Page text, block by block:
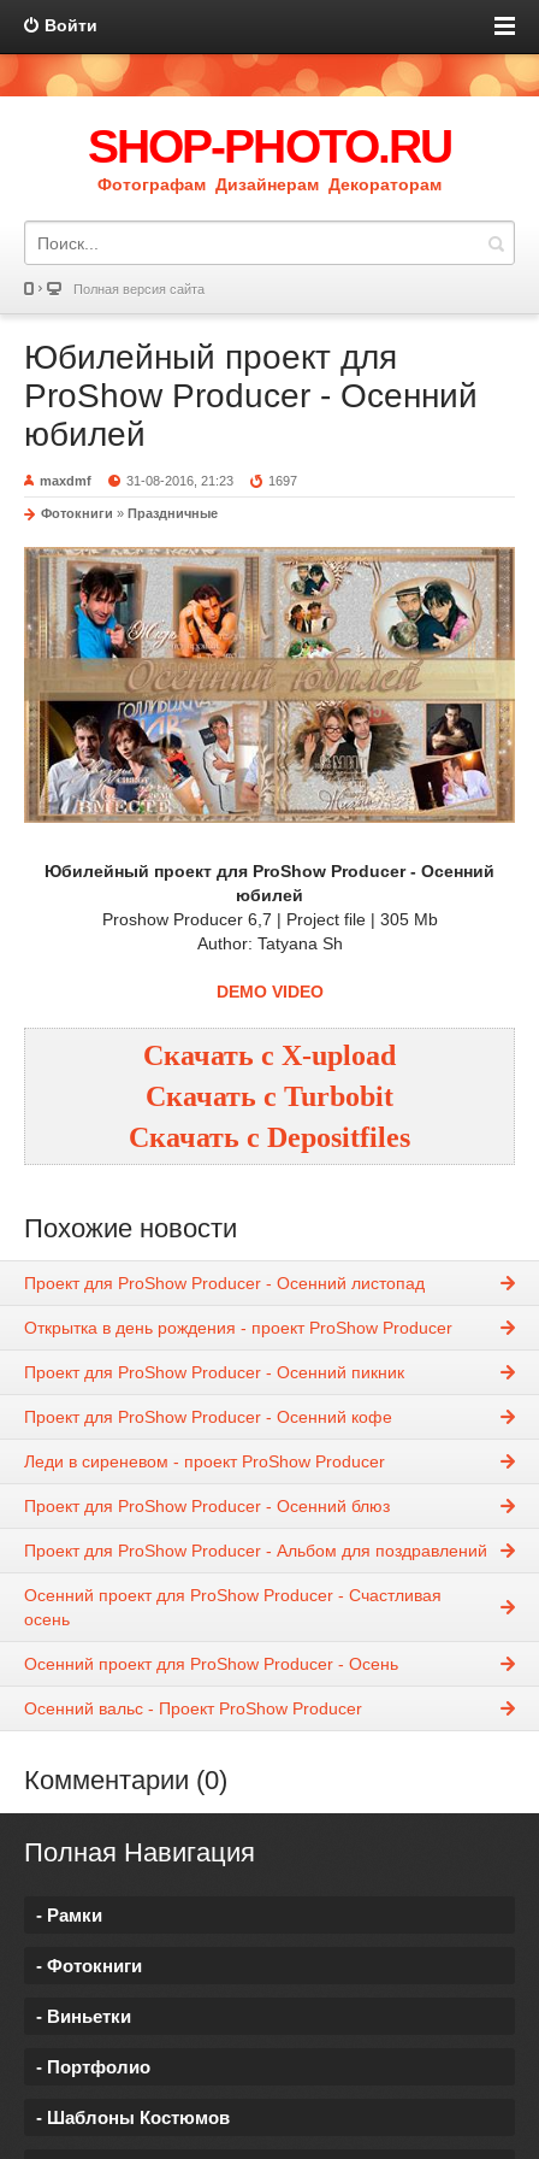
Войти
SHOP-PHOTO.RU
Фотографам Дизайнерам Декораторам
Полная версия сайта
Юбилейный проект для
ProShow Producer - Осенний
юбилей
maxdmf 31-08-2016, 21:23 1697
Фотокниги » Праздничные
Юбилейный проект для ProShow Producer - Осенний
юбилей
Proshow Producer 6,7 | Project file | 305 Mb
Author: Tatyana Sh
DEMO VIDEO
Скачать с X-upload
Скачать с Turbobit
Скачать с Depositfiles
Похожие новости
Проект для ProShow Producer - Осенний листопад
Открытка в день рождения - проект ProShow Producer
Проект для ProShow Producer - Осенний пикник
Проект для ProShow Producer - Осенний кофе
Леди в сиреневом - проект ProShow Producer
Проект для ProShow Producer - Осенний блюз
Проект для ProShow Producer - Альбом для поздравлений
Осенний проект для ProShow Producer - Счастливая
осень
Осенний проект для ProShow Producer - Осень
Осенний вальс - Проект ProShow Producer
Комментарии (0)
Полная Навигация
- Рамки
- Фотокниги
- Виньетки
- Портфолио
- Шаблоны Костюмов